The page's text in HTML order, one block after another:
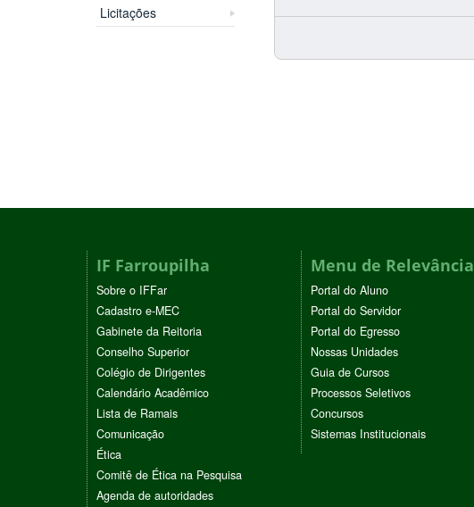
Licitações
IF Farroupilha
Sobre o IFFar
Cadastro e-MEC
Gabinete da Reitoria
Conselho Superior
Colégio de Dirigentes
Calendário Acadêmico
Lista de Ramais
Comunicação
Ética
Comitê de Ética na Pesquisa
Agenda de autoridades
Menu de Relevância
Portal do Aluno
Portal do Servidor
Portal do Egresso
Nossas Unidades
Guia de Cursos
Processos Seletivos
Concursos
Sistemas Institucionais